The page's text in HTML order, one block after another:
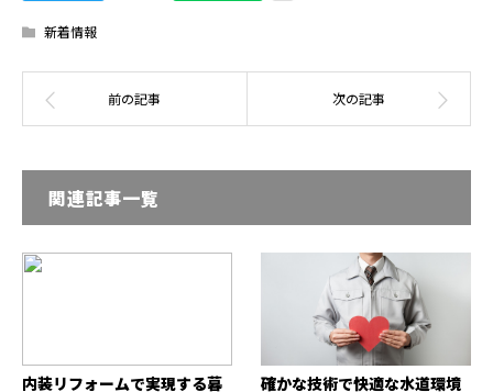
新着情報
関連記事一覧
内装リフォームで実現する暮 確かな技術で快適な水道環境